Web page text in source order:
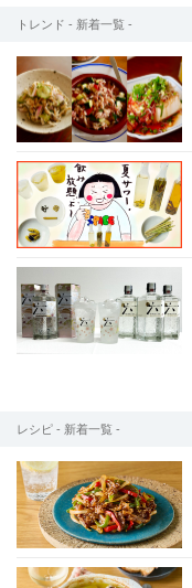
トレンド - 新着一覧 -
レシピ - 新着一覧 -